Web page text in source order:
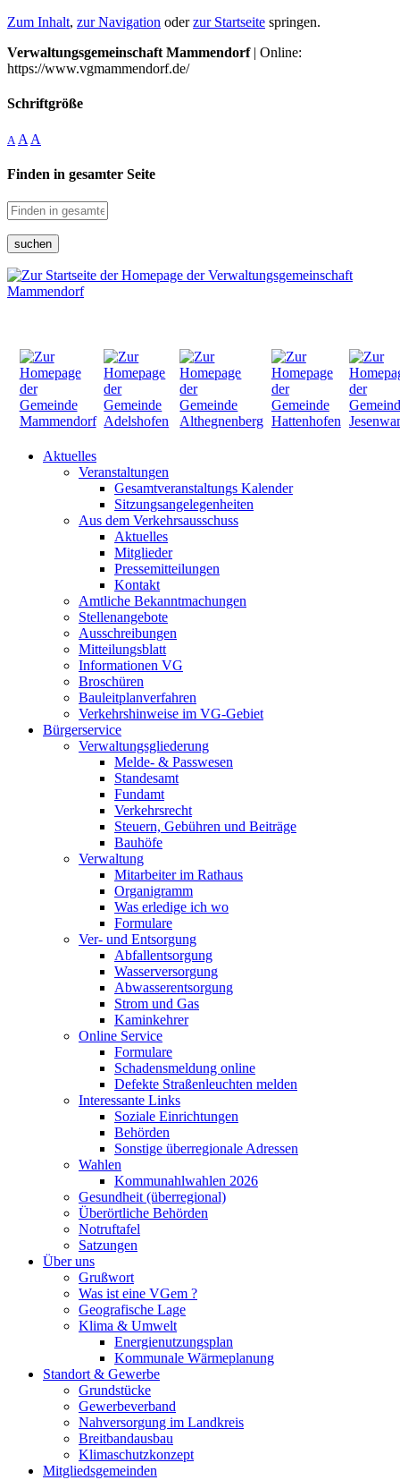
Zum Inhalt, zur Navigation oderzur Startseite springen.
Verwaltungsgemeinschaft Mammendorf| Online:
https://www.vgmammendorf.de/
Schriftgröße
A A A
Finden in gesamter Seite
suchen
Aktuelles
Veranstaltungen
Gesamtveranstaltungs Kalender
Sitzungsangelegenheiten
Aus dem Verkehrsausschuss
Aktuelles
Mitglieder
Pressemitteilungen
Kontakt
Amtliche Bekanntmachungen
Stellenangebote
Ausschreibungen
Mitteilungsblatt
Informationen VG
Broschüren
Bauleitplanverfahren
Verkehrshinweise im VG-Gebiet
Bürgerservice
Verwaltungsgliederung
Melde- & Passwesen
Standesamt
Fundamt
Verkehrsrecht
Steuern, Gebühren und Beiträge
Bauhöfe
Verwaltung
Mitarbeiter im Rathaus
Organigramm
Was erledige ich wo
Formulare
Ver- und Entsorgung
Abfallentsorgung
Wasserversorgung
Abwasserentsorgung
Strom und Gas
Kaminkehrer
Online Service
Formulare
Schadensmeldung online
Defekte Straßenleuchten melden
Interessante Links
Soziale Einrichtungen
Behörden
Sonstige überregionale Adressen
Wahlen
Kommunahlwahlen 2026
Gesundheit (überregional)
Überörtliche Behörden
Notruftafel
Satzungen
Über uns
Grußwort
Was ist eine VGem ?
Geografische Lage
Klima & Umwelt
Energienutzungsplan
Kommunale Wärmeplanung
Standort & Gewerbe
Grundstücke
Gewerbeverband
Nahversorgung im Landkreis
Breitbandausbau
Klimaschutzkonzept
Mitgliedsgemeinden